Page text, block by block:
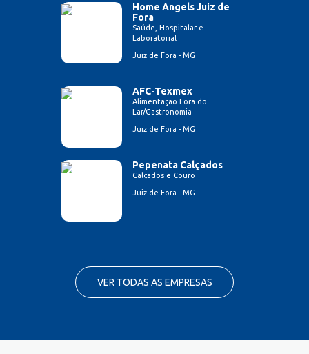
Home Angels Juiz de
Fora
Saúde, Hospitalar e
Laboratorial
Juiz de Fora - MG
AFC-Texmex
Alimentação Fora do
Lar/Gastronomia
Juiz de Fora - MG
Pepenata Calçados
Calçados e Couro
Juiz de Fora - MG
VER TODAS AS EMPRESAS